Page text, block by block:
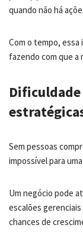
quando não há
Com o tempo,
fazendo com que a
Sem pessoas
impossível para
Um negócio pode
escalões
chances de